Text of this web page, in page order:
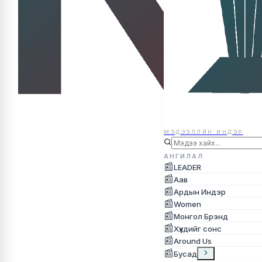
МЭДЭЭЛЛЙН ИНДЭР
АНГИЛАЛ
📰LEADER
📰Аав
📰Ардын Индэр
📰Women
📰Монгол Брэнд
📰Хүүхдийг сонс
📰Around Us
📰Бусад